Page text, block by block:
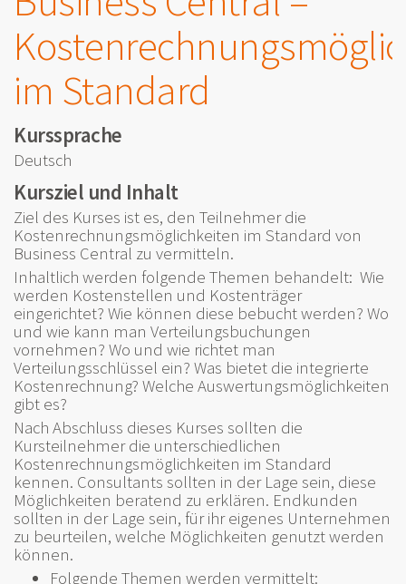
im Standard
Kurssprache
Deutsch
Kursziel und Inhalt
Ziel des Kurses ist es, den Teilnehmer die
Kostenrechnungsmöglichkeiten im Standard von
Business Central zu vermitteln.
Inhaltlich werden folgende Themen behandelt: Wie
werden Kostenstellen und Kostenträger
eingerichtet? Wie können diese bebucht werden? Wo
und wie kann man Verteilungsbuchungen
vornehmen? Wo und wie richtet man
Verteilungsschlüssel ein? Was bietet die integrierte
Kostenrechnung? Welche Auswertungsmöglichkeiten
gibt es?
Nach Abschluss dieses Kurses sollten die
Kursteilnehmer die unterschiedlichen
Kostenrechnungsmöglichkeiten im Standard
kennen. Consultants sollten in der Lage sein, diese
Möglichkeiten beratend zu erklären. Endkunden
sollten in der Lage sein, für ihr eigenes Unternehmen
zu beurteilen, welche Möglichkeiten genutzt werden
können.
Folgende Themen werden vermittelt: